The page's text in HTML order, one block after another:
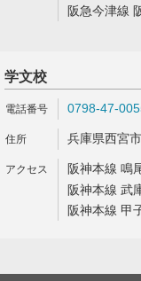
阪急今津線
学文校
0798-47-
兵庫県西宮
阪神本線 鳴
阪神本線 武
阪神本線 甲